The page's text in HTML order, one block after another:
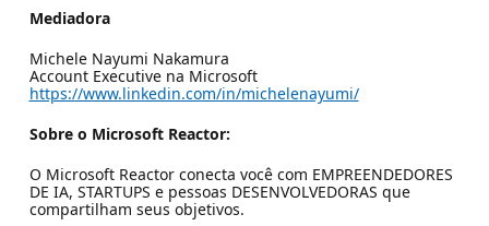
Mediadora
Michele Nayumi Nakamura
Account Executive na Microsoft
https://www.linkedin.com/in/michelenayumi/
Sobre o Microsoft Reactor:
O Microsoft Reactor conecta você com EMPREENDEDORES
DE IA, STARTUPS e pessoas DESENVOLVEDORAS que
compartilham seus objetivos.